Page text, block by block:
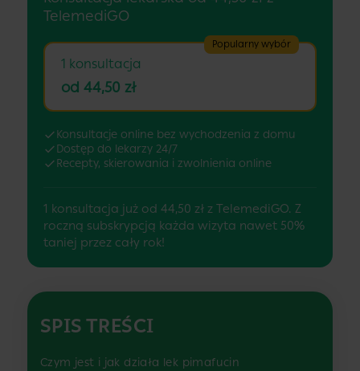
TelemediGO
Popularny wybór
1 konsultacja
od 44,50 zł
Konsultacje online bez wychodzenia z domu
Dostęp do lekarzy 24/7
Recepty, skierowania i zwolnienia online
1 konsultacja już od 44,50 zł z TelemediGO. Z
roczną subskrypcją każda wizyta nawet 50%
taniej przez cały rok!
SPIS TREŚCI
Czym jest i jak działa lek pimafucin